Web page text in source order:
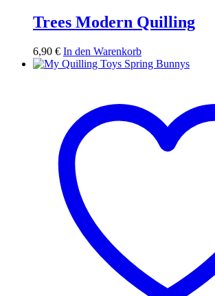
Trees Modern Quilling
6,90 € In den Warenkorb